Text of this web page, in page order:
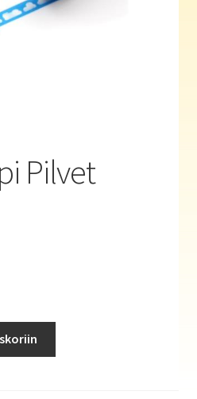
verkossa
Pilvet